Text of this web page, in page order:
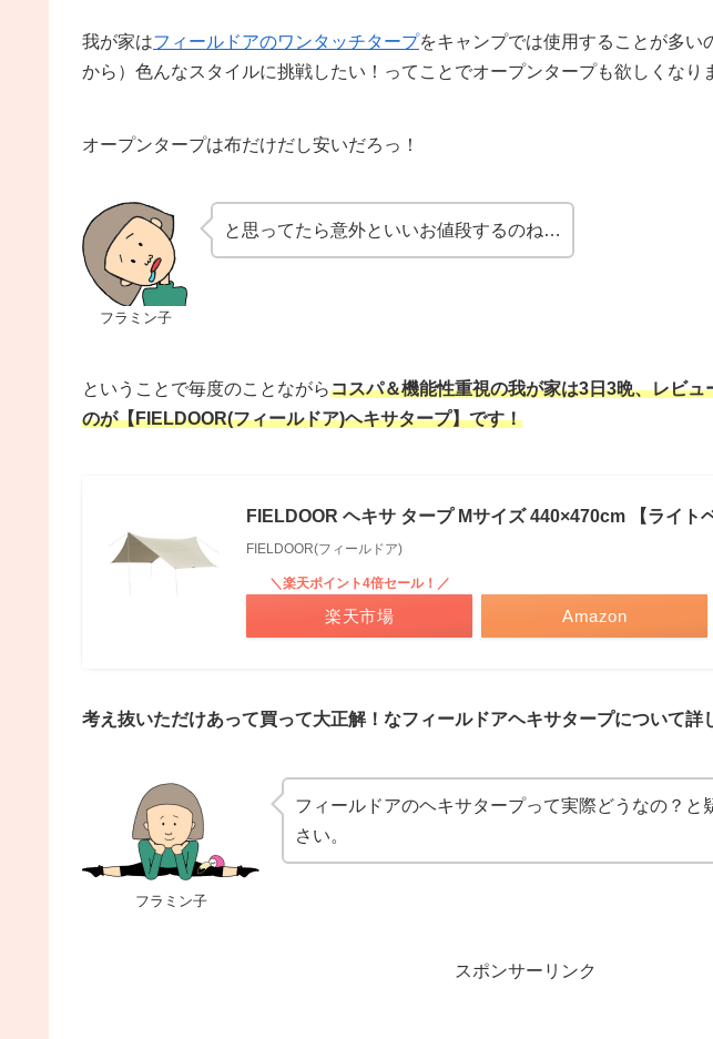
我が家はフィールドアのワンタッチタープをキャンプでは使用することが多い
から）色んなスタイルに挑戦したい！ってことでオープンタープも欲しくなり
オープンタープは布だけだし安いだろっ！
フラミン子
と思ってたら意外といいお値段するのね…
ということで毎度のことながらコスパ＆機能性重視の我が家は3日3晩、レビ
のが【FIELDOOR(フィールドア)ヘキサタープ】です！
FIELDOOR ヘキサ タープ Mサイズ 440×470cm 【ライト
FIELDOOR(フィールドア)
Amazon
＼楽天ポイント4倍セール！／
楽天市場
考え抜いただけあって買って大正解！なフィールドアヘキサタープについて詳
フラミン子
フィールドアのヘキサタープって実際どうなの？と
さい。
スポンサーリンク